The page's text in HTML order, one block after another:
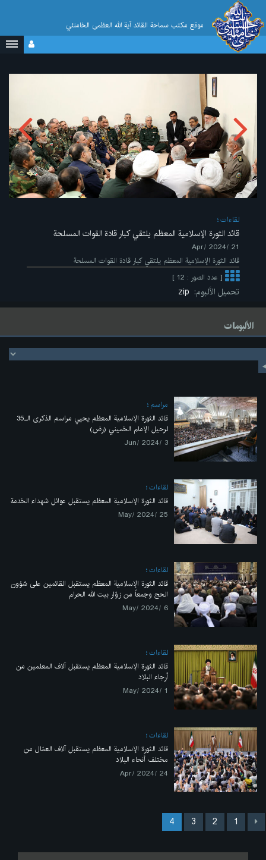
موقع مکتب سماحة القائد آية الله العظمى الخامنئي
لقاءات
قائد الثورة الإسلامية المعظم يلتقي كبار قادة القوات المسلحة
21 /Apr/ 2024
قائد الثورة الإسلامية المعظم يلتقي كبار قادة القوات المسلحة
[ عدد الصور : 12 ]
تحميل الألبوم:
الألبومات
مراسم
قائد الثورة الإسلامية المعظم يحيي مراسم الذكرى الـ35
لرحيل الإمام الخميني (رض)
3 /Jun/ 2024
لقاءات
قائد الثورة الإسلامية المعظم يستقبل عوائل شهداء الخدمة
25 /May/ 2024
لقاءات
قائد الثورة الإسلامية المعظم يستقبل القائمين على شؤون
الحج وجمعاً من زوّار بيت الله الحرام
6 /May/ 2024
لقاءات
قائد الثورة الإسلامية المعظم يستقبل آلاف المعلمين من
أرجاء البلاد
1 /May/ 2024
لقاءات
قائد الثورة الإسلامية المعظم يستقبل آلاف العمّال من
مختلف أنحاء البلاد
24 /Apr/ 2024
1
2
3
4